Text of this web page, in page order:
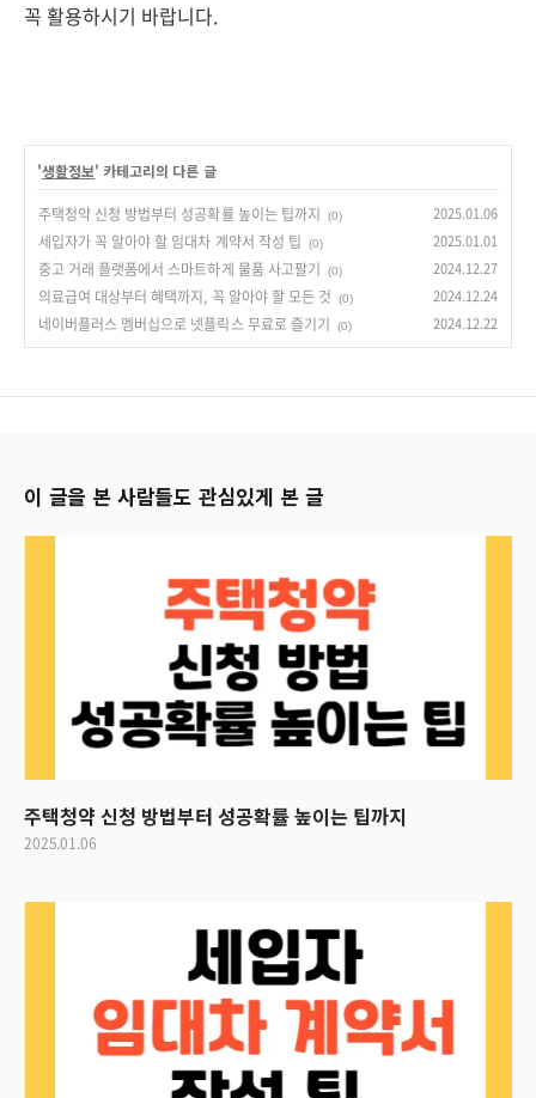
꼭 활용하시기 바랍니다.
'생활정보' 카테고리의 다른 글
주택청약 신청 방법부터 성공확률 높이는 팁까지 (0) 2025.01.06
세입자가 꼭 알아야 할 임대차 계약서 작성 팁 (0) 2025.01.01
중고 거래 플랫폼에서 스마트하게 물품 사고팔기 (0) 2024.12.27
의료급여 대상부터 혜택까지, 꼭 알아야 할 모든 것 (0) 2024.12.24
네이버플러스 멤버십으로 넷플릭스 무료로 즐기기 (0) 2024.12.22
이 글을 본 사람들도 관심있게 본 글
주택청약 신청 방법부터 성공확률 높이는 팁까지
2025.01.06